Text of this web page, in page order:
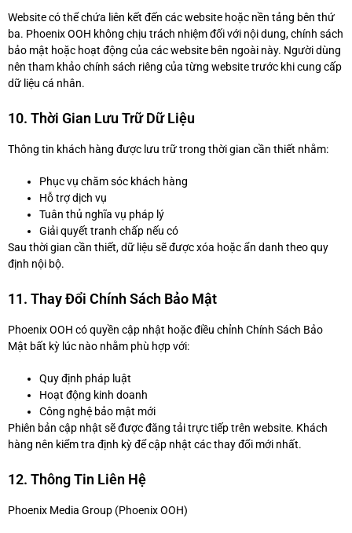
Website có thể chứa liên kết đến các website hoặc nền tảng bên thứ
ba. Phoenix OOH không chịu trách nhiệm đối với nội dung, chính sách
bảo mật hoặc hoạt động của các website bên ngoài này. Người dùng
nên tham khảo chính sách riêng của từng website trước khi cung cấp
dữ liệu cá nhân.
10. Thời Gian Lưu Trữ Dữ Liệu
Thông tin khách hàng được lưu trữ trong thời gian cần thiết nhằm:
Phục vụ chăm sóc khách hàng
Hỗ trợ dịch vụ
Tuân thủ nghĩa vụ pháp lý
Giải quyết tranh chấp nếu có
Sau thời gian cần thiết, dữ liệu sẽ được xóa hoặc ẩn danh theo quy
định nội bộ.
11. Thay Đổi Chính Sách Bảo Mật
Phoenix OOH có quyền cập nhật hoặc điều chỉnh Chính Sách Bảo
Mật bất kỳ lúc nào nhằm phù hợp với:
Quy định pháp luật
Hoạt động kinh doanh
Công nghệ bảo mật mới
Phiên bản cập nhật sẽ được đăng tải trực tiếp trên website. Khách
hàng nên kiểm tra định kỳ để cập nhật các thay đổi mới nhất.
12. Thông Tin Liên Hệ
Phoenix Media Group (Phoenix OOH)